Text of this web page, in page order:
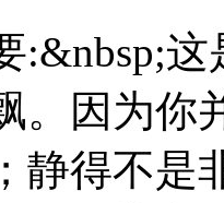
:&nbsp;
。因为你
静得不是